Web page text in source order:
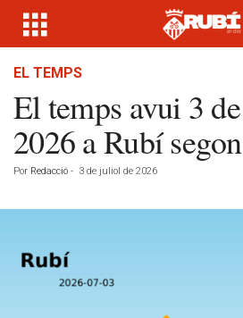
EL TEMPS
El temps avui 3
2026 a Rubí
Por Redacció - 3 de juliol de 2026